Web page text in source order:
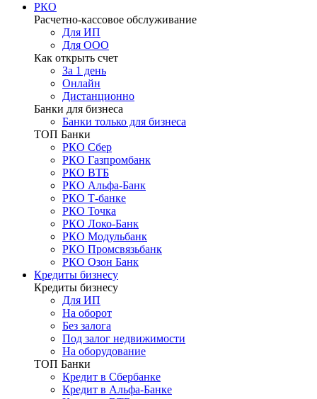
РКО
Расчетно-кассовое обслуживание
Для ИП
Для ООО
Как открыть счет
За 1 день
Онлайн
Дистанционно
Банки для бизнеса
Банки только для бизнеса
ТОП Банки
РКО Сбер
РКО Газпромбанк
РКО ВТБ
РКО Альфа-Банк
РКО Т-банке
РКО Точка
РКО Локо-Банк
РКО Модульбанк
РКО Промсвязьбанк
РКО Озон Банк
Кредиты бизнесу
Кредиты бизнесу
Для ИП
На оборот
Без залога
Под залог недвижимости
На оборудование
ТОП Банки
Кредит в Сбербанке
Кредит в Альфа-Банке